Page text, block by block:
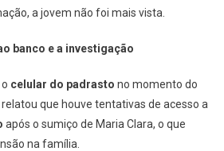
a jovem não foi mais vista.
banco e a investigação
celular do padrasto no momento do
que houve tentativas de acesso a
após o sumiço de Maria Clara, o que
na família.